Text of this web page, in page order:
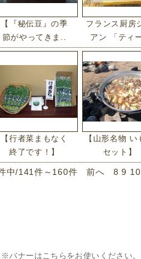
【『秘伝豆』の季
節がやってきま..
フランス厨房
アン 「ティ
【行者菜まもなく
終了です！】
【山形名物 い
セット】
中/141件～160件 前へ 8 9 10
※バナーはこちらをお使いください